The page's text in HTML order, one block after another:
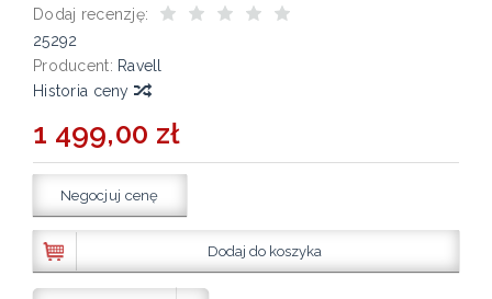
Dodaj recenzję:
25292
Producent: Ravell
Historia ceny
1 499,00 zł
Negocjuj cenę
Dodaj do koszyka